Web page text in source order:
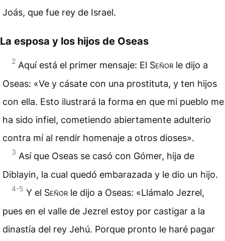
Joás, que fue rey de Israel.
La esposa y los hijos de Oseas
2 Aquí está el primer mensaje: El Señor le dijo a
Oseas: «Ve y cásate con una prostituta, y ten hijos
con ella. Esto ilustrará la forma en que mi pueblo me
ha sido infiel, cometiendo abiertamente adulterio
contra mí al rendir homenaje a otros dioses».
3 Así que Oseas se casó con Gómer, hija de
Diblayin, la cual quedó embarazada y le dio un hijo.
4-5 Y el Señor le dijo a Oseas: «Llámalo Jezrel,
pues en el valle de Jezrel estoy por castigar a la
dinastía del rey Jehú. Porque pronto le haré pagar